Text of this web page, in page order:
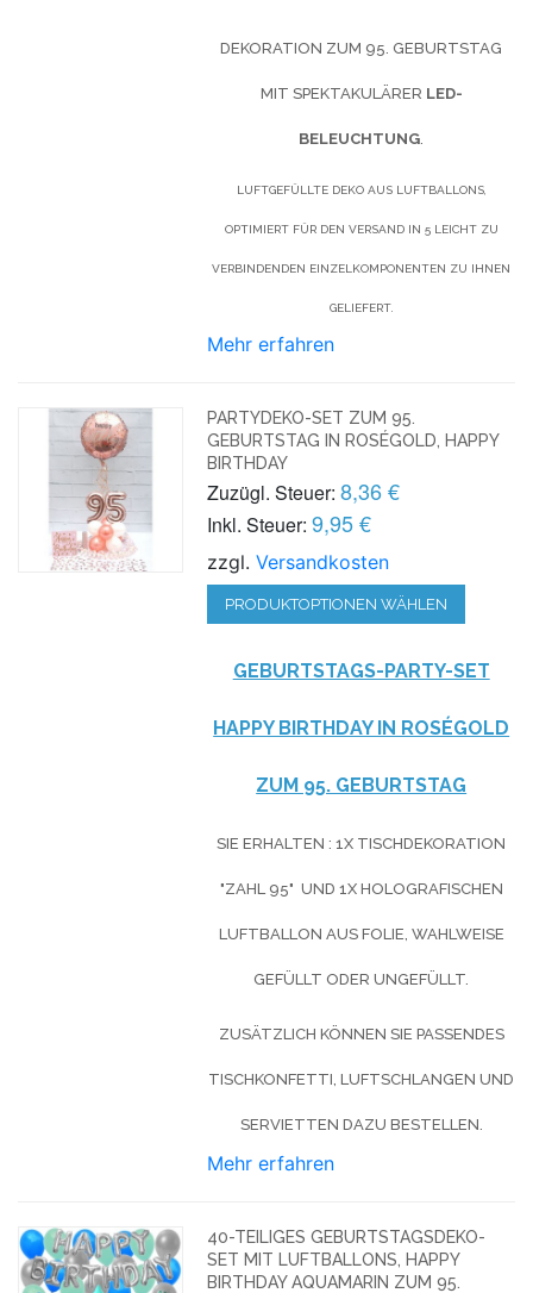
DEKORATION ZUM 95. GEBURTSTAG
MIT SPEKTAKULÄRER LED-
BELEUCHTUNG
LUFTGEFÜLLTE DEKO AUS LUFTBALLONS,
OPTIMIERT FÜR DEN VERSAND IN 5 LEICHT ZU
VERBINDENDEN EINZELKOMPONENTEN ZU IHNEN
GELIEFERT.
Mehr erfahren
PARTYDEKO-SET ZUM 95.
GEBURTSTAG IN ROSÉGOLD, HAPPY
BIRTHDAY
Zuzügl. Steuer: 8,36 €
Inkl. Steuer: 9,95 €
zzgl.Versandkosten
PRODUKTOPTIONEN WÄHLEN
GEBURTSTAGS-PARTY-SET
HAPPY BIRTHDAY IN ROSÉGOLD
ZUM 95. GEBURTSTAG
SIE ERHALTEN : 1X TISCHDEKORATION
"ZAHL 95" UND 1X HOLOGRAFISCHEN
LUFTBALLON AUS FOLIE, WAHLWEISE
GEFÜLLT ODER UNGEFÜLLT.
ZUSÄTZLICH KÖNNEN SIE PASSENDES
TISCHKONFETTI, LUFTSCHLANGEN UND
SERVIETTEN DAZU BESTELLEN.
Mehr erfahren
40-TEILIGES GEBURTSTAGSDEKO-
SET MIT LUFTBALLONS, HAPPY
BIRTHDAY AQUAMARIN ZUM 95.